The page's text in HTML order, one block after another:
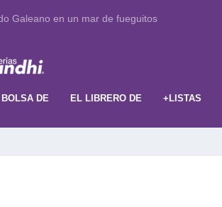
Galeano en un mar de fueguitos
BOLSA DE EL LIBRERO DE +LISTAS